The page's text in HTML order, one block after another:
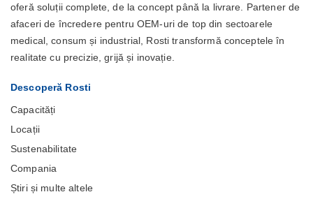
oferă soluții complete, de la concept până la livrare. Partener de
afaceri de încredere pentru OEM-uri de top din sectoarele
medical, consum și industrial, Rosti transformă conceptele în
realitate cu precizie, grijă și inovație.
Descoperă Rosti
Capacități
Locații
Sustenabilitate
Compania
Știri și multe altele